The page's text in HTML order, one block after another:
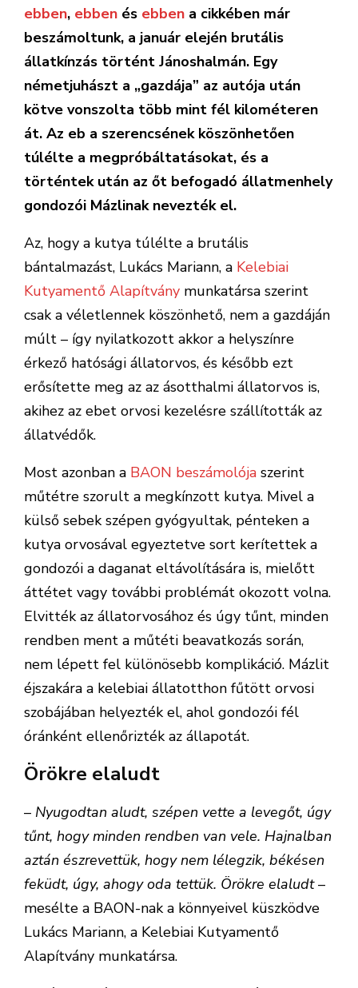
ebben, ebben és ebben a cikkében már
beszámoltunk, a január elején brutális
állatkínzás történt Jánoshalmán. Egy
németjuhászt a „gazdája” az autója után
kötve vonszolta több mint fél kilométeren
át. Az eb a szerencsének köszönhetően
túlélte a megpróbáltatásokat, és a
történtek után az őt befogadó állatmenhely
gondozói Mázlinak nevezték el.
Az, hogy a kutya túlélte a brutális
bántalmazást, Lukács Mariann, a Kelebiai
Kutyamentő Alapítvány munkatársa szerint
csak a véletlennek köszönhető, nem a gazdáján
múlt – így nyilatkozott akkor a helyszínre
érkező hatósági állatorvos, és később ezt
erősítette meg az az ásotthalmi állatorvos is,
akihez az ebet orvosi kezelésre szállították az
állatvédők.
Most azonban a BAON beszámolója szerint
műtétre szorult a megkínzott kutya. Mivel a
külső sebek szépen gyógyultak, pénteken a
kutya orvosával egyeztetve sort kerítettek a
gondozói a daganat eltávolítására is, mielőtt
áttétet vagy további problémát okozott volna.
Elvitték az állatorvosához és úgy tűnt, minden
rendben ment a műtéti beavatkozás során,
nem lépett fel különösebb komplikáció. Mázlit
éjszakára a kelebiai állatotthon fűtött orvosi
szobájában helyezték el, ahol gondozói fél
óránként ellenőrizték az állapotát.
Örökre elaludt
– Nyugodtan aludt, szépen vette a levegőt, úgy
tűnt, hogy minden rendben van vele. Hajnalban
aztán észrevettük, hogy nem lélegzik, békésen
feküdt, úgy, ahogy oda tettük. Örökre elaludt–
mesélte a BAON-nak a könnyeivel küszködve
Lukács Mariann, a Kelebiai Kutyamentő
Alapítvány munkatársa.